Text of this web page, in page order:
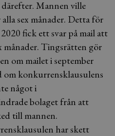
Mannen ville
sex månader. Detta för
fick ett svar på mail att
månader. Tingsrätten gör
om mailet i september
om konkurrensklausulens
något i
bolaget från att
till mannen.
har skett